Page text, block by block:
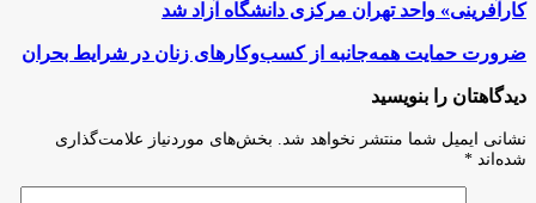
ممبینی»
مسئول
«دانشکده
توسعه
فناوری
کارآفرینی»
واحد
کارآفرینی» واحد تهران مرکزی دانشگاه آزاد شد
ضرورت
همه‌جانبه
کسب‌وکارهای
زنان
ضرورت حمایت همه‌جانبه از کسب‌وکارهای زنان در شرایط بحران
دیدگاهتان را بنویسید
نشانی ایمیل شما منتشر نخواهد شد.
بخش‌های موردنیاز علامت‌گذاری
شده‌اند *